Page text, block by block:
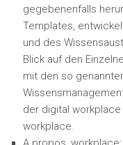
gegebenenfalls
Templates,
und des
Blick auf den
mit den so
der digital
workplace.